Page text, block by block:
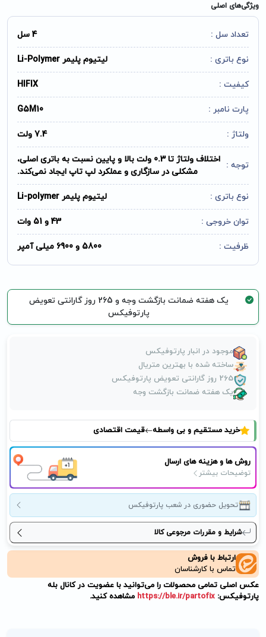
ویژگی‌های اصلی
تعداد سل : 4 سل
نوع باتری : لیتیوم پلیمر Li-Polymer
کیفیت : HIFIX
پارت نامبر : G5M10
ولتاژ : 7.4 ولت
توجه :
اختلاف ولتاژ تا 0.3 ولت بالا و پایین نسبت به باتری اصلی،
مشکلی در سازگاری و عملکرد لپ تاپ ایجاد نمی‌کند.
نوع باتری : لیتیوم پلیمر Li-polymer
توان خروجی : 43 و 51 وات
ظرفیت : 5800 و 6900 میلی آمپر
یک هفته ضمانت بازگشت وجه و 265 روز گارانتی تعویض
پارتوفیکس
موجود در انبار پارتوفیکس
ساخته شده با بهترین متریال
265 روز گارانتی تعویض پارتوفیکس
یک هفته ضمانت بازگشت وجه
خرید مستقیم و بی واسطه قیمت اقتصادی
روش ها و هزینه های ارسال
توضیحات بیشتر
تحویل حضوری در شعب پارتوفیکس
شرایط و مقررات مرجوعی کالا
ارتباط با فروش
تماس با کارشناسان
عکس اصلی تمامی محصولات را می‌توانید با عضویت در کانال بله
پارتوفیکس: https://ble.ir/partofix مشاهده کنید.